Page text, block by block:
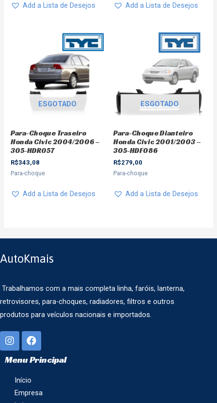
Add a Lista de Desejos Add a Lista de Desejos
ESGOTADO
Para-Choque Traseiro
Honda Civic 2004/2006 –
305-HDR057
R$343,08
Para-choque
Add a Lista de Desejos
ESGOTADO
Para-Choque Dianteiro
Honda Civic 2001/2003 –
305-HDF086
R$279,00
Para-choque
Add a Lista de Desejos
AutoKmais
Trabalhamos com a mais completa linha, faróis, lanterna,
retrovisores, para-choques, radiadores, filtros e outros
produtos para veículos nacionais e importados.
Menu Principal
Início
Empresa